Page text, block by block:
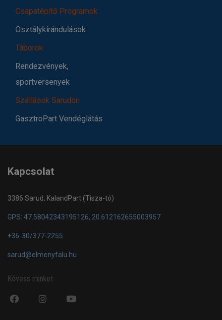
Csapatépítő Programok
Osztálykirándulások
Táborok
Rendezvények,
sportversenyek
Szállások Sarudon
GasztroPart Vendéglátás
Kapcsolat
3386 Sarud, KalandPart (Tisza-tó)
GPS: 47.58042343195126, 20.612162655003957
+36-30/377-2255
sarud@elmenyfalu.hu
Kövess minket:
fa
fa